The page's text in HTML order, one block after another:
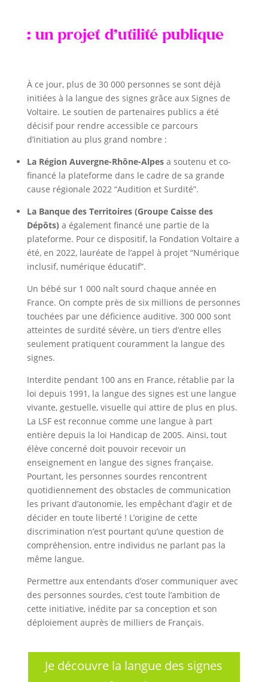
: un projet d’utilité publique
À ce jour, plus de 30 000 personnes se sont déjà
initiées à la langue des signes grâce aux Signes de
Voltaire. Le soutien de partenaires publics a été
décisif pour rendre accessible ce parcours
d’initiation au plus grand nombre :
La Région Auvergne-Rhône-Alpesa soutenu et co-
financé la plateforme dans le cadre de sa grande
cause régionale 2022 “Audition et Surdité”.
La Banque des Territoires (Groupe Caisse des
Dépôts) a également financé une partie de la
plateforme. Pour ce dispositif, la Fondation Voltaire a
été, en 2022, lauréate de l’appel à projet “Numérique
inclusif, numérique éducatif”.
Un bébé sur 1 000 naît sourd chaque année en
France. On compte près de six millions de personnes
touchées par une déficience auditive. 300 000 sont
atteintes de surdité sévère, un tiers d’entre elles
seulement pratiquent couramment la langue des
signes.
Interdite pendant 100 ans en France, rétablie par la
loi depuis 1991, la langue des signes est une langue
vivante, gestuelle, visuelle qui attire de plus en plus.
La LSF est reconnue comme une langue à part
entière depuis la loi Handicap de 2005. Ainsi, tout
élève concerné doit pouvoir recevoir un
enseignement en langue des signes française.
Pourtant, les personnes sourdes rencontrent
quotidiennement des obstacles de communication
les privant d’autonomie, les empêchant d’agir et de
décider en toute liberté ! L’origine de cette
discrimination n’est pourtant qu’une question de
compréhension, entre individus ne parlant pas la
même langue.
Permettre aux entendants d’oser communiquer avec
des personnes sourdes, c’est toute l’ambition de
cette initiative, inédite par sa conception et son
déploiement auprès de milliers de Français.
Je découvre la langue des signes